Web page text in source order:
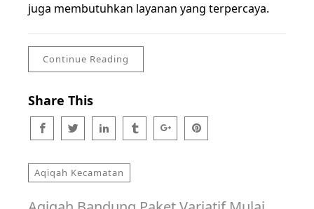
juga membutuhkan layanan yang terpercaya.
Continue Reading
Share This
Aqiqah Kecamatan